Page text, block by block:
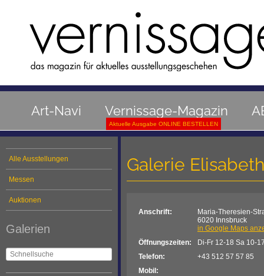
Art-Navi Vernissage-Magazin
Aktuelle Ausgabe ONLINE BESTELLEN
Alle Ausstellungen
Messen
Auktionen
Galerien
Galerie
Anschrift:
Maria-Theresien-
6020 Innsbruck
in Google Maps
Öffnungszeiten:
Di-Fr 12-18 Sa 10-
Telefon:
+43 512 57 57 85
Mobil: